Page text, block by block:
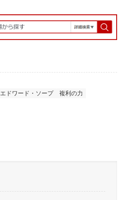
エドワード・ソープ 複利の力